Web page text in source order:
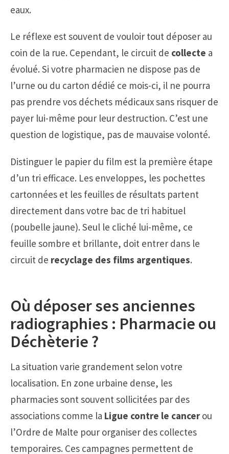
eaux.
Le réflexe est souvent de vouloir tout déposer au
coin de la rue. Cependant, le circuit de collecte a
évolué. Si votre pharmacien ne dispose pas de
l’urne ou du carton dédié ce mois-ci, il ne pourra
pas prendre vos déchets médicaux sans risquer de
payer lui-même pour leur destruction. C’est une
question de logistique, pas de mauvaise volonté.
Distinguer le papier du film est la première étape
d’un tri efficace. Les enveloppes, les pochettes
cartonnées et les feuilles de résultats partent
directement dans votre bac de tri habituel
(poubelle jaune). Seul le cliché lui-même, ce
feuille sombre et brillante, doit entrer dans le
circuit de recyclage des films argentiques.
Où déposer ses anciennes
radiographies : Pharmacie ou
Déchèterie ?
La situation varie grandement selon votre
localisation. En zone urbaine dense, les
pharmacies sont souvent sollicitées par des
associations comme la Ligue contre le cancerou
l’Ordre de Malte pour organiser des collectes
temporaires. Ces campagnes permettent de